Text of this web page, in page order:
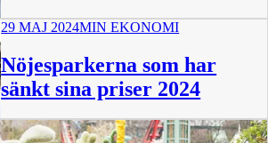
29 MAJ 2024MIN EKONOMI
Nöjesparkerna som har
sänkt sina priser 2024